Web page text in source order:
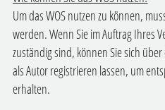
Um das WOS nutzen zu können,
werden. Wenn Sie im Auftrag Ihres
zuständig sind, können Sie sich
als Autor registrieren lassen, um
erhalten.